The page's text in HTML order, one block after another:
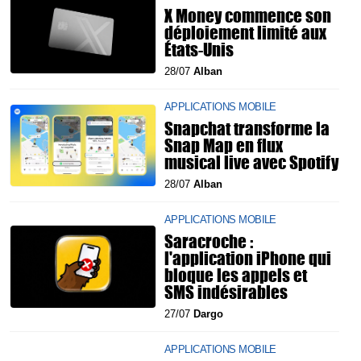
X Money commence son
déploiement limité aux
États-Unis
28/07 Alban
APPLICATIONS MOBILE
Snapchat transforme la
Snap Map en flux
musical live avec Spotify
28/07 Alban
APPLICATIONS MOBILE
Saracroche :
l'application iPhone qui
bloque les appels et
SMS indésirables
27/07 Dargo
APPLICATIONS MOBILE